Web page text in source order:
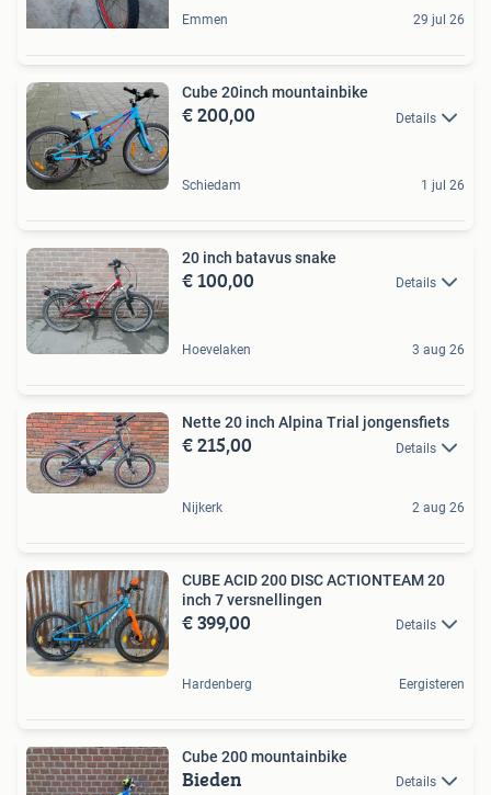
Emmen 29 jul 26
Cube 20inch mountainbike
€ 200,00 Details
Schiedam 1 jul 26
20 inch batavus snake
€ 100,00 Details
Hoevelaken 3 aug 26
Nette 20 inch Alpina Trial jongensfiets
€ 215,00 Details
Nijkerk 2 aug 26
CUBE ACID 200 DISC ACTIONTEAM 20
inch 7 versnellingen
€ 399,00 Details
Hardenberg Eergisteren
Cube 200 mountainbike
Bieden Details